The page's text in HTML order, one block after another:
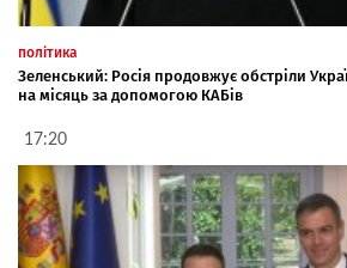
політика
Зеленський: Росія продовжує обстріли
на місяць за допомогою КАБів
17:20